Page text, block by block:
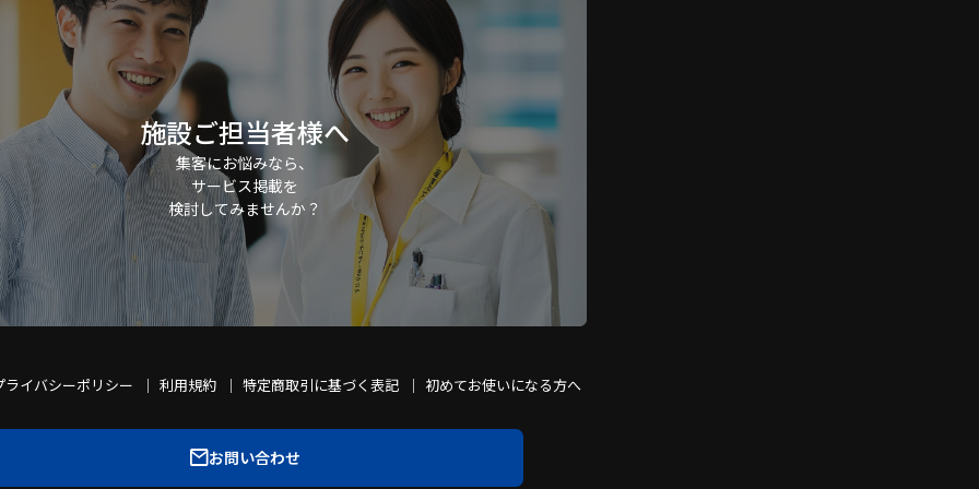
施設ご担当者様へ
集客にお悩みなら、
サービス掲載を
検討してみませんか？
ライバシーポリシー 利用規約 特定商取引に基づく表記 初めてお使いになる方へ
お問い合わせ